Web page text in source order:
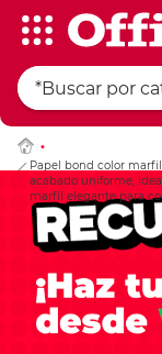
Papel bond color marfil
acabado uniforme,
marfil elegante para